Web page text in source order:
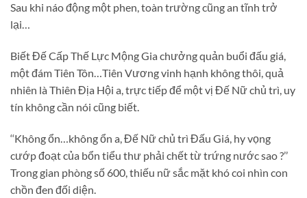
Sau khi náo động một phen, toàn trường cũng an tĩnh trở
lại…
Biết Đế Cấp Thế Lực Mộng Gia chưởng quản buổi đấu giá,
một đám Tiên Tôn…Tiên Vương vinh hạnh không thôi, quả
nhiên là Thiên Địa Hội a, trực tiếp để một vị Đế Nữ chủ trì, uy
tín không cần nói cũng biết.
‘‘Không ổn…không ổn a, Đế Nữ chủ trì Đấu Giá, hy vọng
cướp đoạt của bổn tiểu thư phải chết từ trứng nước sao ?’’
Trong gian phòng số 600, thiếu nữ sắc mặt khó coi nhìn con
chồn đen đối diện.